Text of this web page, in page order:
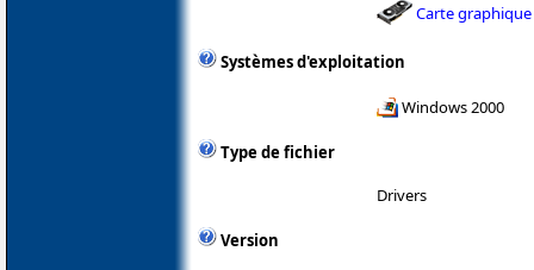
Carte graphique
Systèmes d'exploitation
Windows 2000
Type de fichier
Drivers
Version